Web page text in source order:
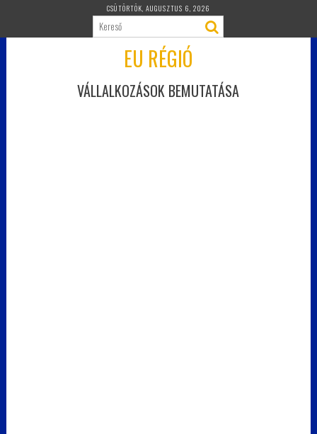
content
CSÜTÖRTÖK, AUGUSZTUS 6, 2026
EU RÉGIÓ
VÁLLALKOZÁSOK BEMUTATÁSA